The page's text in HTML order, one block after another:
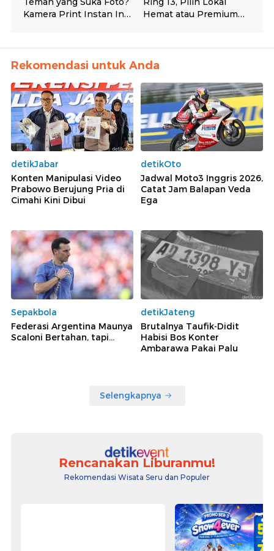
Rekomendasi untuk Anda
detikJabar
Konten Manipulasi Video
Prabowo Berujung Pria di
Cimahi Kini Dibui
detikOto
Jadwal Moto3 Inggris 2026,
Catat Jam Balapan Veda
Ega
Sepakbola
Federasi Argentina Maunya
Scaloni Bertahan, tapi...
detikJateng
Brutalnya Taufik-Didit
Habisi Bos Konter
Ambarawa Pakai Palu
Selengkapnya
Rencanakan Liburanmu!
Rekomendasi Wisata Seru dan Populer